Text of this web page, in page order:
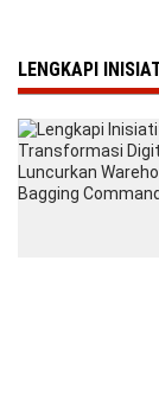
LENGKAPI